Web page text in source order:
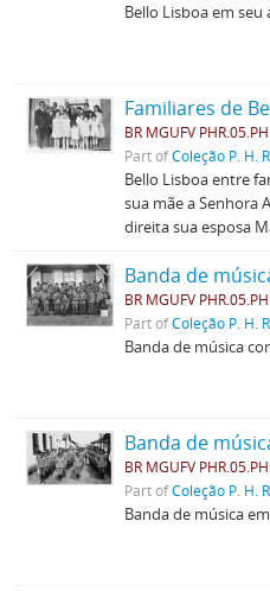
Bello Lisboa em
Familiares de
BR MGUFV
Part ofColeção P. H.
Bello Lisboa entre
sua mãe a Senhora
direita sua esposa
Banda de
BR MGUFV
Part ofColeção P. H.
Banda de música
Banda de
BR MGUFV
Part ofColeção P. H.
Banda de música